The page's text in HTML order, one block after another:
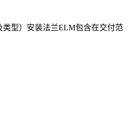
型） 安装法兰ELM包含在交付范